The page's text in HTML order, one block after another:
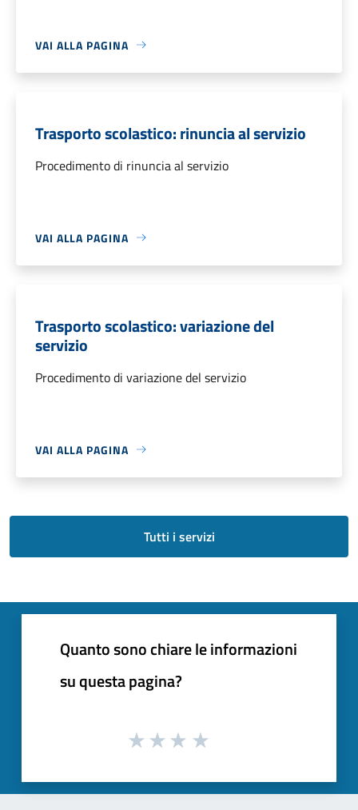
VAI ALLA PAGINA
Trasporto scolastico: rinuncia al servizio
Procedimento di rinuncia al servizio
VAI ALLA PAGINA
Trasporto scolastico: variazione del
servizio
Procedimento di variazione del servizio
VAI ALLA PAGINA
Tutti i servizi
Quanto sono chiare le informazioni
su questa pagina?